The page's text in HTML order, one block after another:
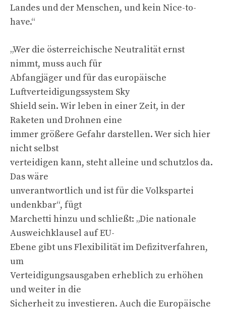
Landes und der Menschen, und kein Nice-to-
have.“
„Wer die österreichische Neutralität ernst
nimmt, muss auch für
Abfangjäger und für das europäische
Luftverteidigungssystem Sky
Shield sein. Wir leben in einer Zeit, in der
Raketen und Drohnen eine
immer größere Gefahr darstellen. Wer sich hier
nicht selbst
verteidigen kann, steht alleine und schutzlos da.
Das wäre
unverantwortlich und ist für die Volkspartei
undenkbar“, fügt
Marchetti hinzu und schließt: „Die nationale
Ausweichklausel auf EU-
Ebene gibt uns Flexibilität im Defizitverfahren,
um
Verteidigungsausgaben erheblich zu erhöhen
und weiter in die
Sicherheit zu investieren. Auch die Europäische